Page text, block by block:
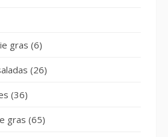
gras (6)
(26)
(36)
gras (65)